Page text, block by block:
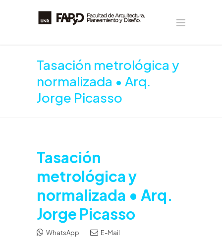
Tasación metrológica y
normalizada • Arq.
Jorge Picasso
Tasación
metrológica y
normalizada • Arq.
Jorge Picasso
WhatsApp E-Mail